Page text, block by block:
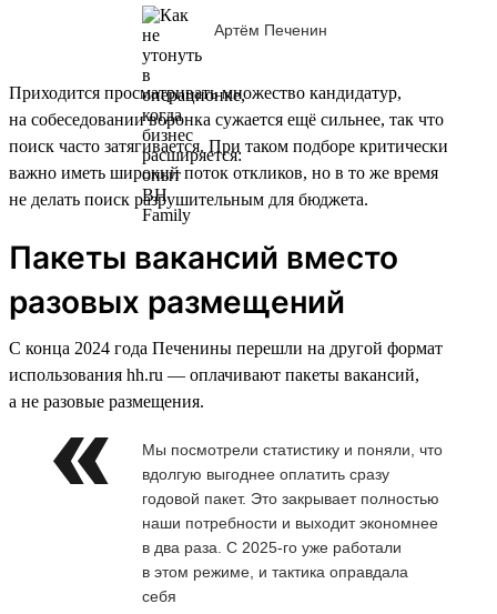
Артём Печенин
Приходится просматривать множество кандидатур,
на собеседовании воронка сужается ещё сильнее, так что
поиск часто затягивается. При таком подборе критически
важно иметь широкий поток откликов, но в то же время
не делать поиск разрушительным для бюджета.
Пакеты вакансий вместо
разовых размещений
С конца 2024 года Печенины перешли на другой формат
использования hh.ru — оплачивают пакеты вакансий,
а не разовые размещения.
Мы посмотрели статистику и поняли, что
вдолгую выгоднее оплатить сразу
годовой пакет. Это закрывает полностью
наши потребности и выходит экономнее
в два раза. С 2025-го уже работали
в этом режиме, и тактика оправдала
себя